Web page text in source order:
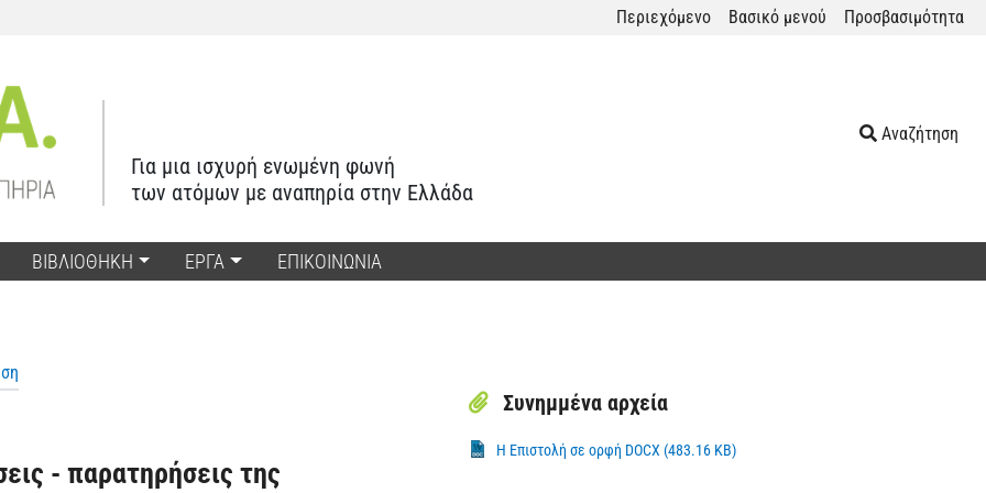
Περιεχόμενο Βασικό μενού Προσβασιμότητα
Για μια ισχυρή ενωμένη φωνή
των ατόμων με αναπηρία στην Ελλάδα
Αναζήτηση
ΒΙΒΛΙΟΘΗΚΗ ΕΡΓΑ ΕΠΙΚΟΙΝΩΝΙΑ
- παρατηρήσεις της
Συνημμένα αρχεία
Η Επιστολή σε ορφή DOCX (483.16 KB)